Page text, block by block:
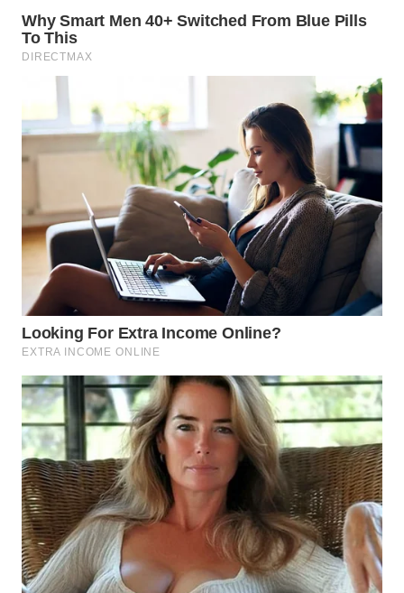
KALTIM
WN
SULSEL
WN
GORONTALO
SULUT
WN
MALUKU
WN
MALUT
WN
DAIRI
WN
DANAU
TOBA
WN
NIAS